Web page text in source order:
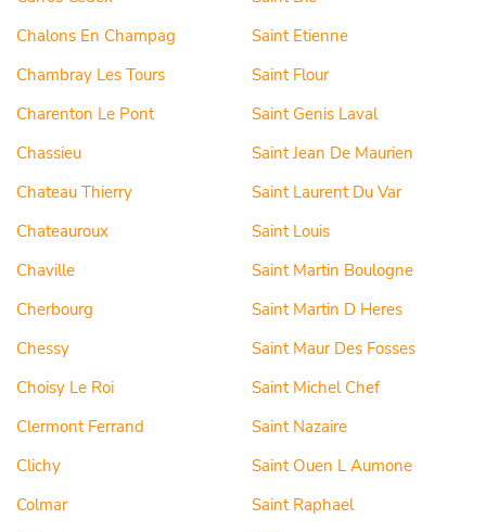
Chalons En Champag
Chambray Les Tours
Charenton Le Pont
Chassieu
Chateau Thierry
Chateauroux
Chaville
Cherbourg
Chessy
Choisy Le Roi
Clermont Ferrand
Clichy
Colmar
Saint Etienne
Saint Flour
Saint Genis Laval
Saint Jean De Maurien
Saint Laurent Du Var
Saint Louis
Saint Martin Boulogne
Saint Martin D Heres
Saint Maur Des Fosses
Saint Michel Chef
Saint Nazaire
Saint Ouen L Aumone
Saint Raphael